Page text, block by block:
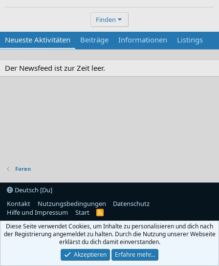
Finden
Neueste Aktivitäten Beiträge Informationen Listings
Der Newsfeed ist zur Zeit leer.
Foren
Deutsch [Du]
Kontakt
Nutzungsbedingungen
Datenschutz
Hilfe und Impressum
Start
R
S
Diese Seite verwendet Cookies, um Inhalte zu personalisieren und dich nach
der Registrierung angemeldet zu halten. Durch die Nutzung unserer Webseite
erklärst du dich damit einverstanden.
Akzeptieren
Erfahre mehr…